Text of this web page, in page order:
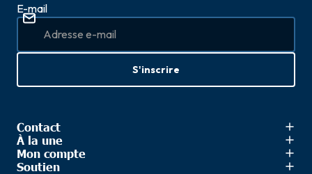
Contact
À la une
Mon compte
Soutien
E-mail
S'inscrire